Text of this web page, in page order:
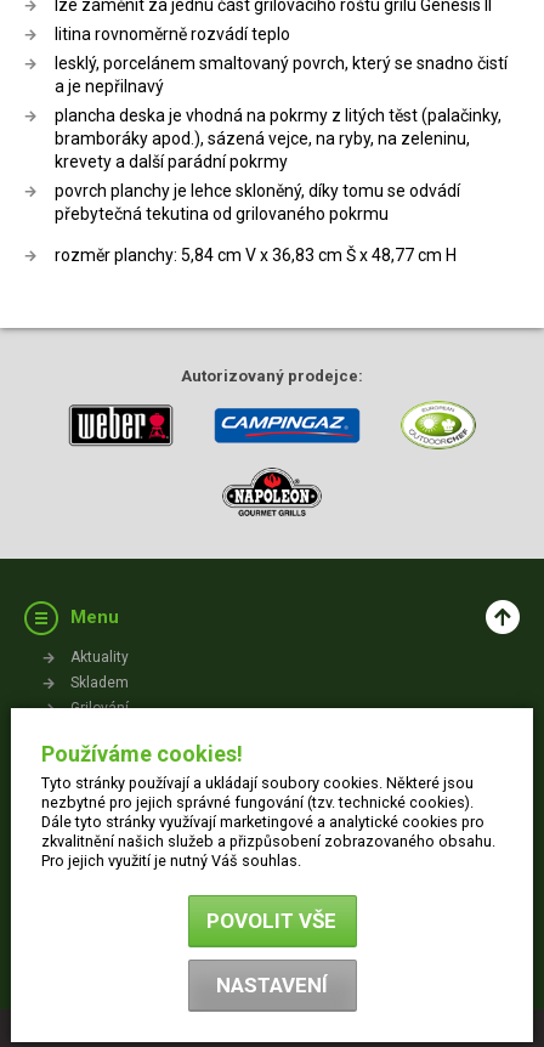
lze zaměnit za jednu část grilovacího roštu grilu Genesis II
litina rovnoměrně rozvádí teplo
lesklý, porcelánem smaltovaný povrch, který se snadno čistí
a je nepřilnavý
plancha deska je vhodná na pokrmy z litých těst (palačinky,
bramboráky apod.), sázená vejce, na ryby, na zeleninu,
krevety a další parádní pokrmy
povrch planchy je lehce skloněný, díky tomu se odvádí
přebytečná tekutina od grilovaného pokrmu
rozměr planchy: 5,84 cm V x 36,83 cm Š x 48,77 cm H
Autorizovaný prodejce:
Menu
Aktuality
Skladem
Grilování
Kontakt
Vše o nákupu
Jak nakupovat
Obchodní podmínky
Dodací informace
Ochrana osobních údajů
Používáme cookies!
Tyto stránky používají a ukládají soubory cookies. Některé jsou
nezbytné pro jejich správné fungování (tzv. technické cookies).
Dále tyto stránky využívají marketingové a analytické cookies pro
zkvalitnění našich služeb a přizpůsobení zobrazovaného obsahu.
Pro jejich využití je nutný Váš souhlas.
POVOLIT VŠE
NASTAVENÍ